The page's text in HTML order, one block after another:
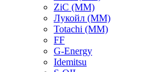
ZiC (ММ)
Лукойл (ММ)
Totachi (MM)
FF
G-Energy
Idemitsu